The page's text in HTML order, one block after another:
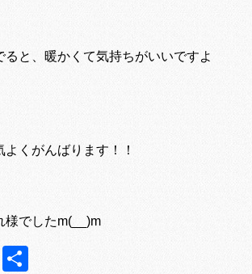
ると、暖かくて気持ちがいいですよ
くがんばります！！
様でしたm(__)m
Line